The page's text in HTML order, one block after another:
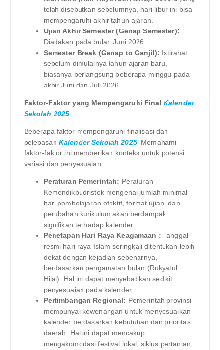
telah disebutkan sebelumnya, hari libur ini bisa
mempengaruhi akhir tahun ajaran.
Ujian Akhir Semester (Genap Semester):
Diadakan pada bulan Juni 2026.
Semester Break (Genap to Ganjil): Istirahat
sebelum dimulainya tahun ajaran baru,
biasanya berlangsung beberapa minggu pada
akhir Juni dan Juli 2026.
Faktor-Faktor yang Mempengaruhi Final Kalender
Sekolah 2025
Beberapa faktor mempengaruhi finalisasi dan
pelepasan Kalender Sekolah 2025. Memahami
faktor-faktor ini memberikan konteks untuk potensi
variasi dan penyesuaian.
Peraturan Pemerintah: Peraturan
Kemendikbudristek mengenai jumlah minimal
hari pembelajaran efektif, format ujian, dan
perubahan kurikulum akan berdampak
signifikan terhadap kalender.
Penetapan Hari Raya Keagamaan : Tanggal
resmi hari raya Islam seringkali ditentukan lebih
dekat dengan kejadian sebenarnya,
berdasarkan pengamatan bulan (Rukyatul
Hilal). Hal ini dapat menyebabkan sedikit
penyesuaian pada kalender.
Pertimbangan Regional: Pemerintah provinsi
mempunyai kewenangan untuk menyesuaikan
kalender berdasarkan kebutuhan dan prioritas
daerah. Hal ini dapat mencakup
mengakomodasi festival lokal, siklus pertanian,